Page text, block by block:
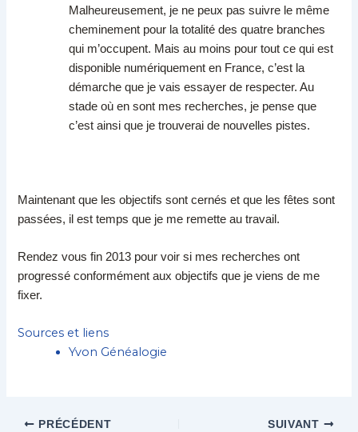
Malheureusement, je ne peux pas suivre le même
cheminement pour la totalité des quatre branches
qui m’occupent. Mais au moins pour tout ce qui est
disponible numériquement en France, c’est la
démarche que je vais essayer de respecter. Au
stade où en sont mes recherches, je pense que
c’est ainsi que je trouverai de nouvelles pistes.
Maintenant que les objectifs sont cernés et que les fêtes sont
passées, il est temps que je me remette au travail.
Rendez vous fin 2013 pour voir si mes recherches ont
progressé conformément aux objectifs que je viens de me
fixer.
Sources et liens
Yvon Généalogie
PRÉCÉDENT SUIVANT